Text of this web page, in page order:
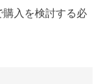
入を検討する必